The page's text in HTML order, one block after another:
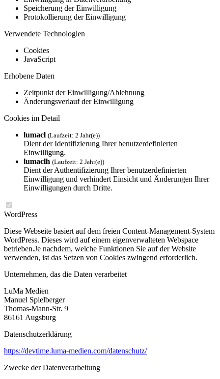
Speicherung der Einwilligung
Protokollierung der Einwilligung
Verwendete Technologien
Cookies
JavaScript
Erhobene Daten
Zeitpunkt der Einwilligung/Ablehnung
Änderungsverlauf der Einwilligung
Cookies im Detail
lumacl (Laufzeit: 2 Jahr(e))
Dient der Identifizierung Ihrer benutzerdefinierten
Einwilligung.
lumaclh (Laufzeit: 2 Jahr(e))
Dient der Authentifizierung Ihrer benutzerdefinierten
Einwilligung und verhindert Einsicht und Änderungen Ihrer
Einwilligungen durch Dritte.
WordPress
Diese Webseite basiert auf dem freien Content-Management-System
WordPress. Dieses wird auf einem eigenverwalteten Webspace
betrieben.Je nachdem, welche Funktionen Sie auf der Website
verwenden, ist das Setzen von Cookies zwingend erforderlich.
Unternehmen, das die Daten verarbeitet
LuMa Medien
Manuel Spielberger
Thomas-Mann-Str. 9
86161 Augsburg
Datenschutzerklärung
https://devtime.luma-medien.com/datenschutz/
Zwecke der Datenverarbeitung